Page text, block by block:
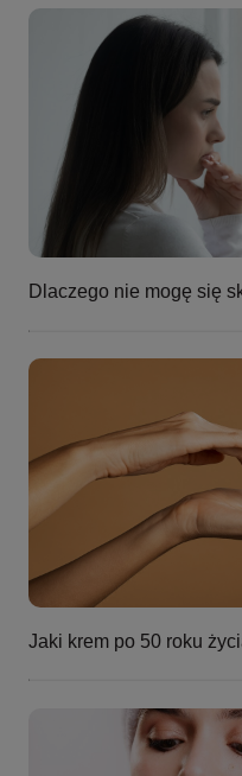
Dlaczego nie mogę się
Jaki krem po 50 roku